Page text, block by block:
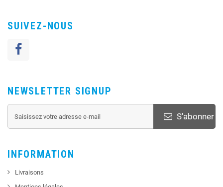
SUIVEZ-NOUS
NEWSLETTER SIGNUP
S'abonner
INFORMATION
Livraisons